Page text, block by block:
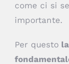
come ci si
importante.
Per questo